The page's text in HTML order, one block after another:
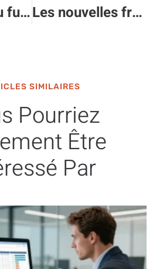
Voyageurs du futur : les gadgets high-tech à ne pas manquer Les nouvelles frontières high-tech : révolution technologique pour entreprises
SIMILAIRES
Pourriez
Être
Par